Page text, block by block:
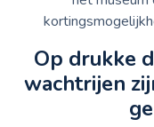
Op drukke
wachtrijen